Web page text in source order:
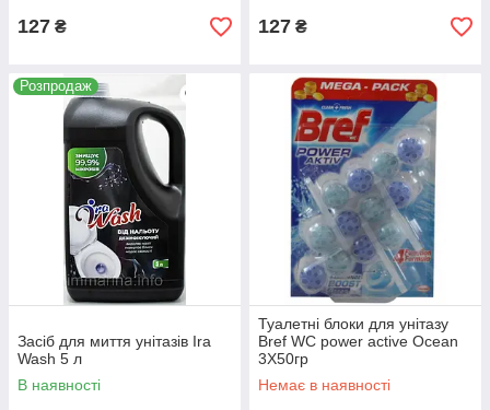
127 ₴ 127 ₴
Розпродаж
Засіб для миття унітазів Ira
Wash 5 л
В наявності
Туалетні блоки для унітазу
Bref WC power active Ocean
3X50гр
Угорщина 9000100753401
Немає в наявності